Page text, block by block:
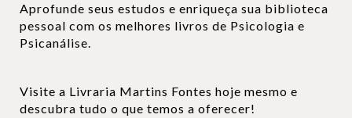
Aprofunde seus estudos e enriqueça sua biblioteca
pessoal com os melhores livros de Psicologia e
Psicanálise.
Visite a Livraria Martins Fontes hoje mesmo e
descubra tudo o que temos a oferecer!